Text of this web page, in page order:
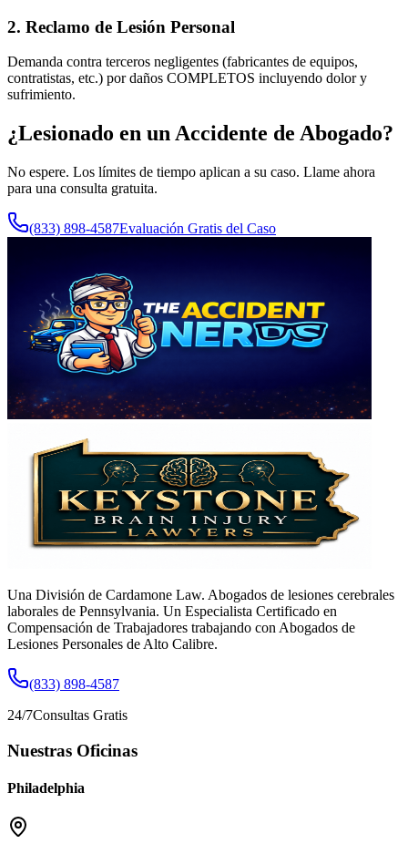
2. Reclamo de Lesión Personal
Demanda contra terceros negligentes (fabricantes de equipos,
contratistas, etc.) por daños COMPLETOS incluyendo dolor y
sufrimiento.
¿Lesionado en un Accidente de Abogado?
No espere. Los límites de tiempo aplican a su caso. Llame ahora
para una consulta gratuita.
(833) 898-4587Evaluación Gratis del Caso
Una División de Cardamone Law. Abogados de lesiones cerebrales
laborales de Pennsylvania. Un Especialista Certificado en
Compensación de Trabajadores trabajando con Abogados de
Lesiones Personales de Alto Calibre.
(833) 898-4587
24/7Consultas Gratis
Nuestras Oficinas
Philadelphia